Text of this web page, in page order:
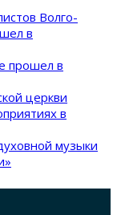
Волго-
в
прошел в
церкви
в
музыки